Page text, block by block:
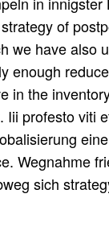
of
we have also
enough
in the
profesto viti
Wegnahme
sich